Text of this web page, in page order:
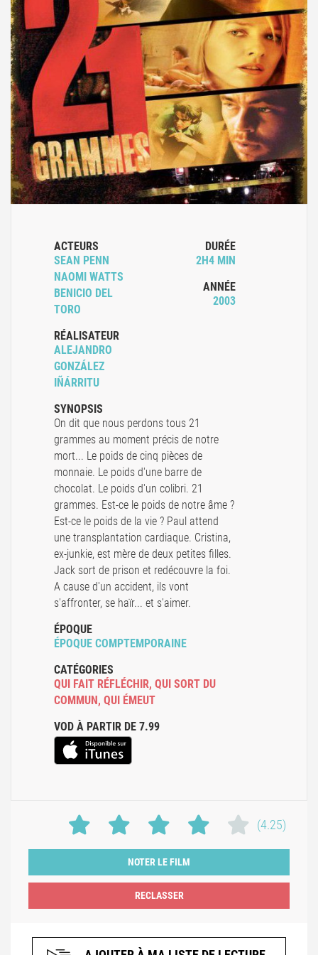
ACTEURS
SEAN PENN
NAOMI WATTS
BENICIO DEL
TORO
RÉALISATEUR
ALEJANDRO
GONZÁLEZ
IÑÁRRITU
DURÉE
2H4 MIN
ANNÉE
2003
SYNOPSIS
On dit que nous perdons tous 21
grammes au moment précis de notre
mort... Le poids de cinq pièces de
monnaie. Le poids d'une barre de
chocolat. Le poids d'un colibri. 21
grammes. Est-ce le poids de notre âme ?
Est-ce le poids de la vie ? Paul attend
une transplantation cardiaque. Cristina,
ex-junkie, est mère de deux petites filles.
Jack sort de prison et redécouvre la foi.
A cause d'un accident, ils vont
s'affronter, se haïr... et s'aimer.
ÉPOQUE
ÉPOQUE COMPTEMPORAINE
CATÉGORIES
QUI FAIT RÉFLÉCHIR, QUI SORT DU
COMMUN , QUI ÉMEUT
VOD À PARTIR DE 7.99
(4.25)
NOTER LE FILM